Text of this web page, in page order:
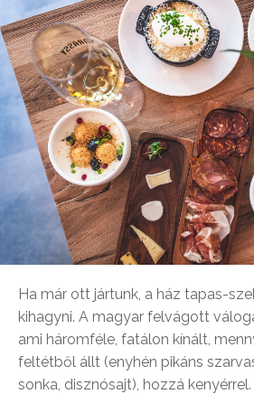
Ha már ott jártunk, a ház tapas-
kihagyni. A magyar felvágott
ami háromféle, fatálon kínált,
feltétből állt (enyhén pikáns
sonka, disznósajt), hozzá